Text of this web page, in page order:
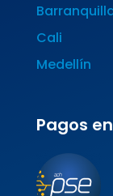
Cali
Medellín
Pagos